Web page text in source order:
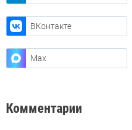
ВКонтакте
Max
Комментарии